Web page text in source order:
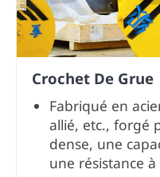
Crochet De Grue
Fabriqué en
allié, etc., forgé
dense, une
une résistance